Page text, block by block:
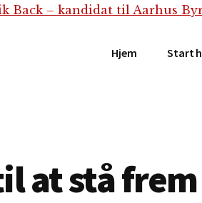
Hjem Start
at stå frem